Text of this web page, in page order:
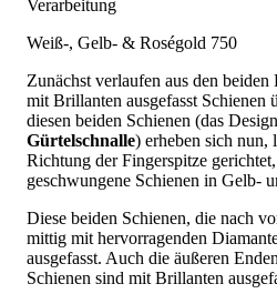
Verarbeitung
Weiß-, Gelb- & Roségold 750
Zunächst verlaufen aus den
mit Brillanten ausgefasst Schienen
diesen beiden Schienen (das
Gürtelschnalle) erheben sich nun,
Richtung der Fingerspitze
geschwungene Schienen in Gelb-
Diese beiden Schienen, die nach
mittig mit hervorragenden
ausgefasst. Auch die äußeren
Schienen sind mit Brillanten